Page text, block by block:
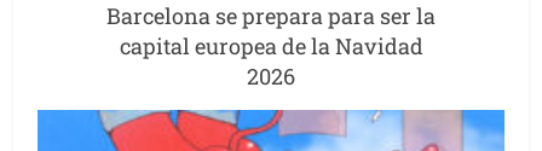
Barcelona se prepara para ser la
capital europea de la Navidad
2026